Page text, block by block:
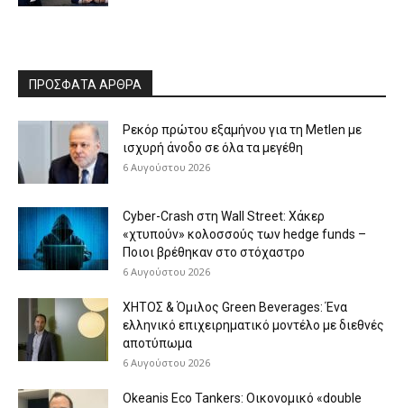
ΠΡΟΣΦΑΤΑ ΑΡΘΡΑ
Ρεκόρ πρώτου εξαμήνου για τη Metlen με
ισχυρή άνοδο σε όλα τα μεγέθη
6 Αυγούστου 2026
Cyber-Crash στη Wall Street: Χάκερ
«χτυπούν» κολοσσούς των hedge funds –
Ποιοι βρέθηκαν στο στόχαστρο
6 Αυγούστου 2026
ΧΗΤΟΣ & Όμιλος Green Beverages: Ένα
ελληνικό επιχειρηματικό μοντέλο με διεθνές
αποτύπωμα
6 Αυγούστου 2026
Okeanis Eco Tankers: Οικονομικό «double